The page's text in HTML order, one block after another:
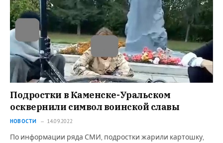
Подростки в Каменске-Уральском
осквернили символ воинской славы
НОВОСТИ 14.09.2022
По информации ряда СМИ, подростки жарили картошку,